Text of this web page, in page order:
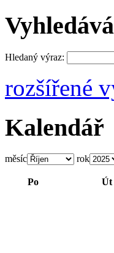
Hledaný výraz:
rozšířené
Kalendář
měsíc rok
Po Út